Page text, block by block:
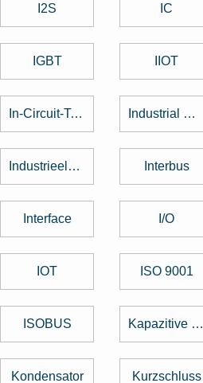
I2S IC
IGBT IIOT
In-Circuit-Test Industrial Design
Industrieelektronik Interbus
Interface I/O
IOT ISO 9001
ISOBUS Kapazitive Tasten
Kondensator Kurzschluss